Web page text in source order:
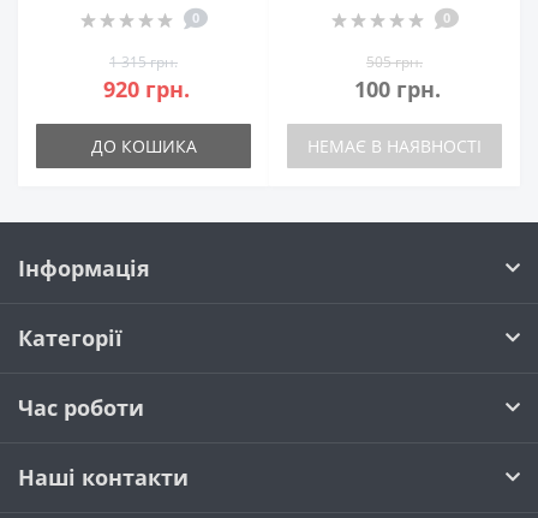
0
1 315 грн.
920 грн.
ДО КОШИКА
0
505 грн.
100 грн.
НЕМАЄ В НАЯВНОСТІ
Інформація
Категорії
Час роботи
Наші контакти